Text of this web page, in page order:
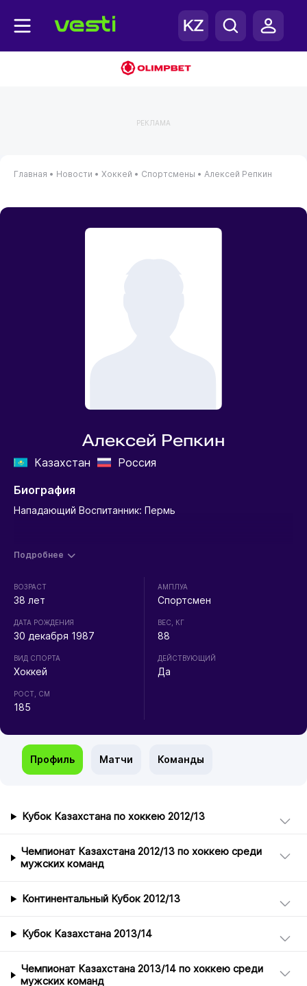
РЕКЛАМА
Главная • Новости • Хоккей • Спортсмены • Алексей Репкин
Алексей Репкин
Казахстан
Россия
Биография
Нападающий Воспитанник: Пермь
Подробнее
ВОЗРАСТ
38 лет
ДАТА РОЖДЕНИЯ
30 декабря 1987
ВИД СПОРТА
Хоккей
РОСТ, СМ
185
АМПЛУА
Спортсмен
ВЕС, КГ
88
ДЕЙСТВУЮЩИЙ
Да
Профиль Матчи Команды
Кубок Казахстана по хоккею 2012/13
Чемпионат Казахстана 2012/13 по хоккею среди
мужских команд
Континентальный Кубок 2012/13
Кубок Казахстана 2013/14
Чемпионат Казахстана 2013/14 по хоккею среди
мужских команд